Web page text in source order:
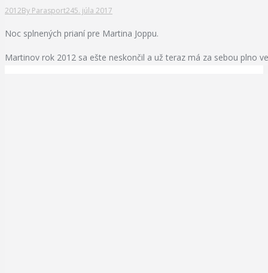
2012By Parasport245. júla 2017
Noc splnených prianí pre Martina Joppu.
Martinov rok 2012 sa ešte neskončil a už teraz má za sebou plno